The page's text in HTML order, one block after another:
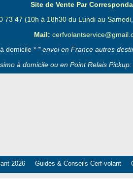
Site de Vente Par
73 47 (10h à 18h30 du Lundi au
Mail:
domicile * * envoi en France autres
à domicile ou en Point Relais
2026 Guides & Conseils Cerf-volant